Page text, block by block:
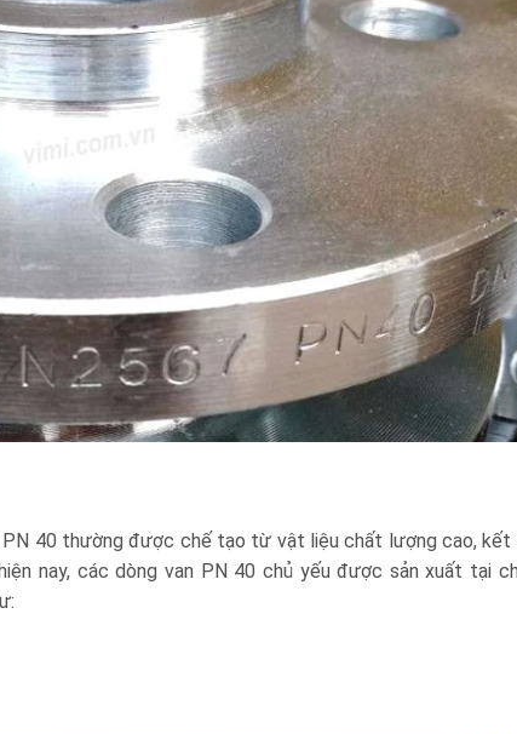
40 thường được chế tạo từ vật liệu chất lượng cao, kết
nay, các dòng van PN 40 chủ yếu được sản xuất tại